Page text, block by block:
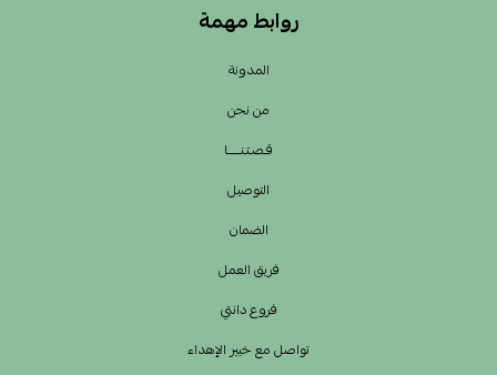
روابط مهمة
المدونة
من نحن
قـصـتـنــــــا
التوصيل
الضمان
فريق العمل
فروع دانتي
تواصل مع خبير الإهداء